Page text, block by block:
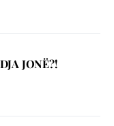
JONË?!